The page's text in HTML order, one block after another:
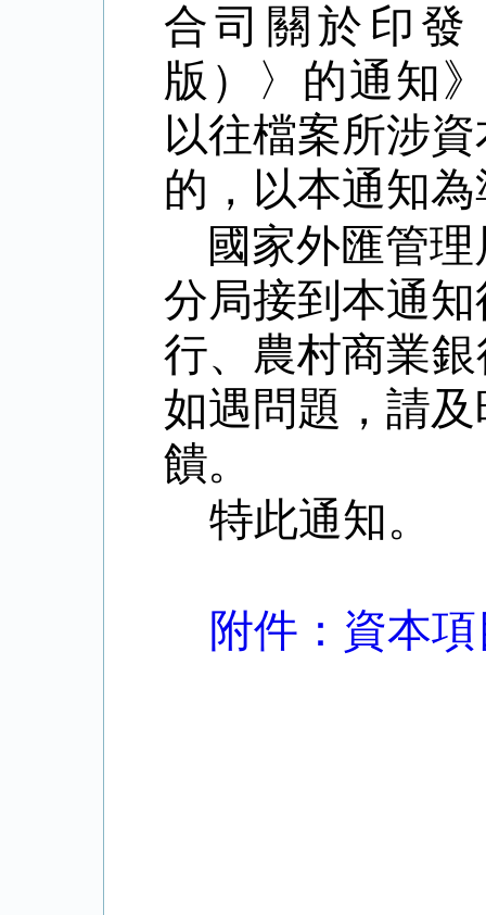
合司關於印
版）〉的通知
以往檔案所涉
的，以本通知
國家外匯管
分局接到本通
行、農村商業
如遇問題，請
饋。
特此通知。
附件：資本